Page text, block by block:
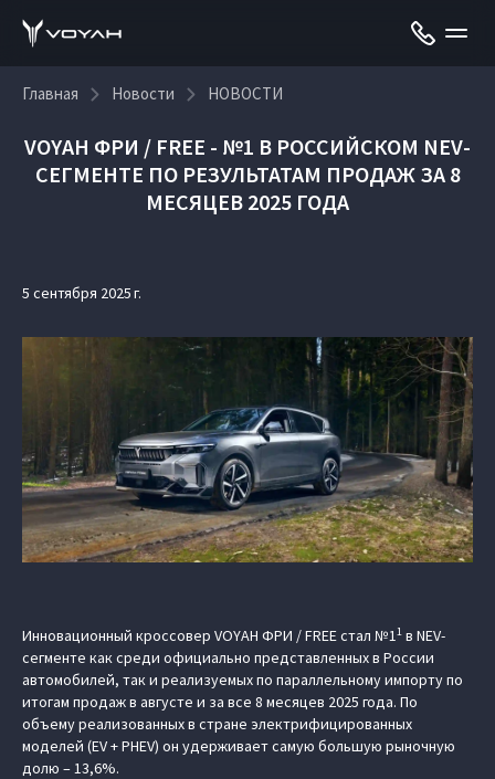
Главная Новости НОВОСТИ
VOYAH ФРИ / FREE - №1 В РОССИЙСКОМ NEV-
СЕГМЕНТЕ ПО РЕЗУЛЬТАТАМ ПРОДАЖ ЗА 8
МЕСЯЦЕВ 2025 ГОДА
5 сентября 2025 г.
Инновационный кроссовер VOYAH ФРИ / FREE стал №11 в NEV-
сегменте как среди официально представленных в России
автомобилей, так и реализуемых по параллельному импорту по
итогам продаж в августе и за все 8 месяцев 2025 года. По
объему реализованных в стране электрифицированных
моделей (EV + PHEV) он удерживает самую большую рыночную
долю – 13,6%.